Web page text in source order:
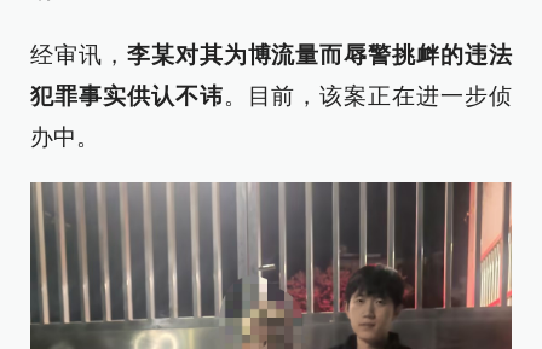
经审讯， 李某对其为博流量而辱警挑衅的违法
犯罪事实供认不讳。目前，该案正在进一步侦
办中。